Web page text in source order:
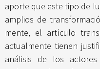
aporte que este tipo de
amplios de
mente, el artículo
actualmente tienen
análisis de los